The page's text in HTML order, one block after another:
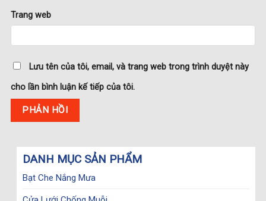
Trang web
Lưu tên của tôi, email, và trang web trong trình duyệt này
cho lần bình luận kế tiếp của tôi.
DANH MỤC SẢN PHẨM
Bạt Che Nắng Mưa